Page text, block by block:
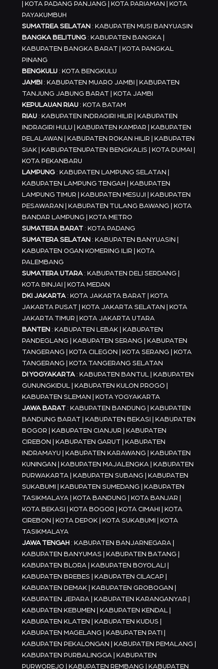
| KOTA PADANG PANJANG | KOTA PARIAMAN | KOTA
PAYAKUMBUH
SUMATREA SELATAN : KABUPATEN MUSI BANYUASIN
BANGKA BELITUNG: KABUPATEN BANGKA |
KABUPATEN BANGKA BARAT | KOTA PANGKAL
PINANG
BENGKULU: KOTA BENGKULU
JAMBI : KABUPATEN MUARO JAMBI | KABUPATEN
TANJUNG JABUNG BARAT | KOTA JAMBI
KEPULAUAN RIAU: KOTA BATAM
RIAU: KABUPATEN INDRAGIRI HILIR | KABUPATEN
INDRAGIRI HULU | KABUPATEN KAMPAR | KABUPATEN
PELALAWAN | KABUPATEN ROKAN HILIR | KABUPATEN
SIAK | KABUPATENUPATEN BENGKALIS | KOTA DUMAI |
KOTA PEKANBARU
LAMPUNG: KABUPATEN LAMPUNG SELATAN |
KABUPATEN LAMPUNG TENGAH | KABUPATEN
LAMPUNG TIMUR | KABUPATEN MESUJI | KABUPATEN
PESAWARAN | KABUPATEN TULANG BAWANG | KOTA
BANDAR LAMPUNG | KOTA METRO
SUMATERA BARAT: KOTA PADANG
SUMATERA SELATAN : KABUPATEN BANYUASIN |
KABUPATEN OGAN KOMERING ILIR | KOTA
PALEMBANG
SUMATERA UTARA: KABUPATEN DELI SERDANG |
KOTA BINJAI | KOTA MEDAN
DKI JAKARTA: KOTA JAKARTA BARAT | KOTA
JAKARTA PUSAT | KOTA JAKARTA SELATAN | KOTA
JAKARTA TIMUR | KOTA JAKARTA UTARA
BANTEN : KABUPATEN LEBAK | KABUPATEN
PANDEGLANG | KABUPATEN SERANG | KABUPATEN
TANGERANG | KOTA CILEGON | KOTA SERANG | KOTA
TANGERANG | KOTA TANGERANG SELATAN
DI YOGYAKARTA: KABUPATEN BANTUL | KABUPATEN
GUNUNGKIDUL | KABUPATEN KULON PROGO |
KABUPATEN SLEMAN | KOTA YOGYAKARTA
JAWA BARAT: KABUPATEN BANDUNG | KABUPATEN
BANDUNG BARAT | KABUPATEN BEKASI | KABUPATEN
BOGOR | KABUPATEN CIANJUR | KABUPATEN
CIREBON | KABUPATEN GARUT | KABUPATEN
INDRAMAYU | KABUPATEN KARAWANG | KABUPATEN
KUNINGAN | KABUPATEN MAJALENGKA | KABUPATEN
PURWAKARTA | KABUPATEN SUBANG | KABUPATEN
SUKABUMI | KABUPATEN SUMEDANG | KABUPATEN
TASIKMALAYA | KOTA BANDUNG | KOTA BANJAR |
KOTA BEKASI | KOTA BOGOR | KOTA CIMAHI | KOTA
CIREBON | KOTA DEPOK | KOTA SUKABUMI | KOTA
TASIKMALAYA
JAWA TENGAH : KABUPATEN BANJARNEGARA |
KABUPATEN BANYUMAS | KABUPATEN BATANG |
KABUPATEN BLORA | KABUPATEN BOYOLALI |
KABUPATEN BREBES | KABUPATEN CILACAP |
KABUPATEN DEMAK | KABUPATEN GROBOGAN |
KABUPATEN JEPARA | KABUPATEN KARANGANYAR |
KABUPATEN KEBUMEN | KABUPATEN KENDAL |
KABUPATEN KLATEN | KABUPATEN KUDUS |
KABUPATEN MAGELANG | KABUPATEN PATI |
KABUPATEN PEKALONGAN | KABUPATEN PEMALANG |
KABUPATEN PURBALINGGA | KABUPATEN
PURWOREJO | KABUPATEN REMBANG | KABUPATEN